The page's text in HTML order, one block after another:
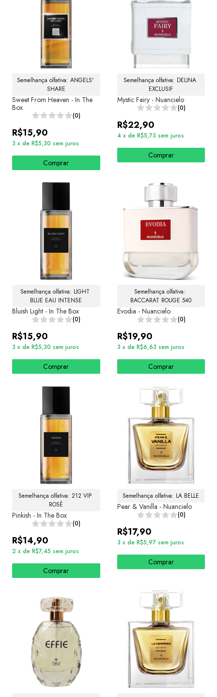
Semelhança olfativa: ANGELS'
SHARE
Sweet From Heaven - In The
Box
(0)
R$15,90
3 x de R$5,30 sem juros
Comprar
Semelhança olfativa: DELINA
EXCLUSIF
Mystic Fairy - Nuancielo
(0)
R$22,90
4 x de R$5,73 sem juros
Comprar
Semelhança olfativa: LIGHT
BLUE EAU INTENSE
Bluish Light - In The Box
(0)
R$15,90
3 x de R$5,30 sem juros
Comprar
Semelhança olfativa:
BACCARAT ROUGE 540
Evodia - Nuancielo
(0)
R$19,90
3 x de R$6,63 sem juros
Comprar
Semelhança olfativa: 212 VIP
ROSÉ
Pinkish - In The Box
(0)
R$14,90
2 x de R$7,45 sem juros
Comprar
Semelhança olfativa: LA BELLE
Pear & Vanilla - Nuancielo
(0)
R$17,90
3 x de R$5,97 sem juros
Comprar